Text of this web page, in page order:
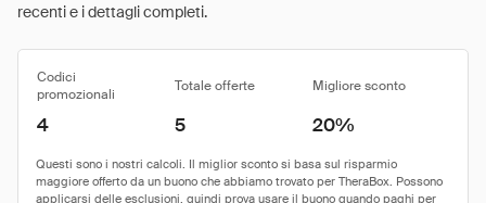
recenti e i dettagli completi.
Codici
promozionali
Totale offerte Migliore sconto
4 5 20%